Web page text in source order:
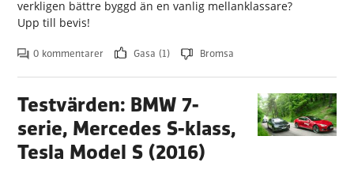
verkligen bättre byggd än en vanlig mellanklassare?
Upp till bevis!
0 kommentarer Gasa (1) Bromsa
Testvärden: BMW 7-
serie, Mercedes S-klass,
Tesla Model S (2016)